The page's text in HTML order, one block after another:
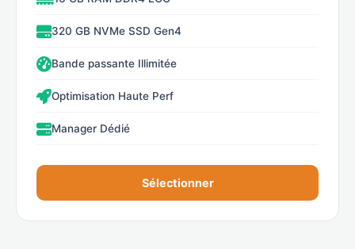
320 GB NVMe SSD Gen4
Bande passante Illimitée
Optimisation Haute Perf
Manager Dédié
Sélectionner